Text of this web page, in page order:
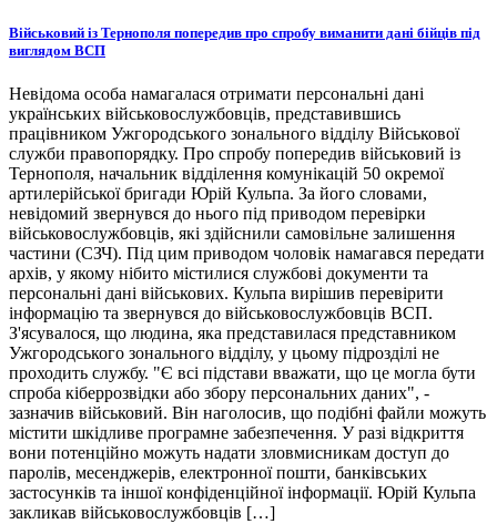
Військовий із Тернополя попередив про спробу виманити дані бійців під
виглядом ВСП
Невідома особа намагалася отримати персональні дані
українських військовослужбовців, представившись
працівником Ужгородського зонального відділу Військової
служби правопорядку. Про спробу попередив військовий із
Тернополя, начальник відділення комунікацій 50 окремої
артилерійської бригади Юрій Кульпа. За його словами,
невідомий звернувся до нього під приводом перевірки
військовослужбовців, які здійснили самовільне залишення
частини (СЗЧ). Під цим приводом чоловік намагався передати
архів, у якому нібито містилися службові документи та
персональні дані військових. Кульпа вирішив перевірити
інформацію та звернувся до військовослужбовців ВСП.
З'ясувалося, що людина, яка представилася представником
Ужгородського зонального відділу, у цьому підрозділі не
проходить службу. "Є всі підстави вважати, що це могла бути
спроба кіберрозвідки або збору персональних даних", -
зазначив військовий. Він наголосив, що подібні файли можуть
містити шкідливе програмне забезпечення. У разі відкриття
вони потенційно можуть надати зловмисникам доступ до
паролів, месенджерів, електронної пошти, банківських
застосунків та іншої конфіденційної інформації. Юрій Кульпа
закликав військовослужбовців […]